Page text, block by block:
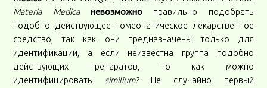
Мateria Мedica
невозможно правильно подобрать
подобно действующее гомеопатическое лекарственное
средство, так как они предназначены только для
идентификации, а если неизвестна группа подобно
действующих препаратов, то как можно
идентифицировать
similium? Не случайно первый